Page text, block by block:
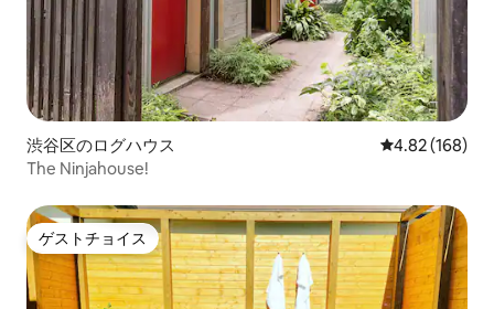
渋谷区のログハウス レビュー168
4.82 (168)
The Ninjahouse!
ゲストチョイス
ゲストチョイス